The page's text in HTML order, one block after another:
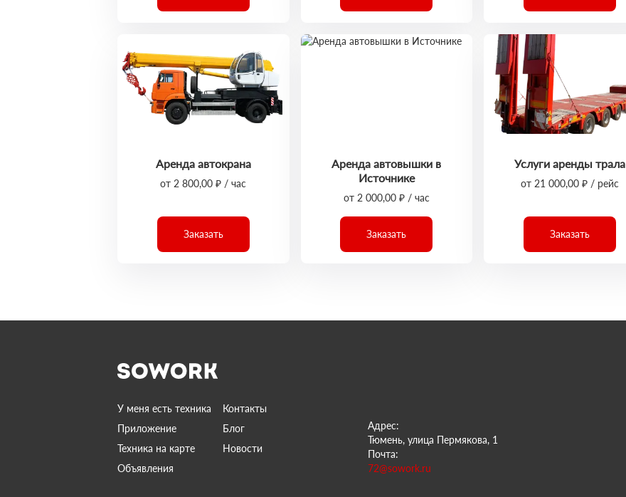
Аренда автокрана
от 2 800,00 ₽ / час
Заказать
Аренда автовышки в
Источнике
от 2 000,00 ₽ / час
Заказать
Услуги аренды трала
от 21 000,00 ₽ / рейс
Заказать
У меня есть техника
Контакты
Приложение
Блог
Техника на карте
Новости
Объявления
Адрес:
Тюмень, улица Пермякова, 1
Почта:
72@sowork.ru